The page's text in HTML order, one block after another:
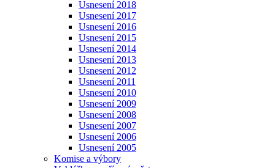
Usnesení 2018
Usnesení 2017
Usnesení 2016
Usnesení 2015
Usnesení 2014
Usnesení 2013
Usnesení 2012
Usnesení 2011
Usnesení 2010
Usnesení 2009
Usnesení 2008
Usnesení 2007
Usnesení 2006
Usnesení 2005
Komise a výbory